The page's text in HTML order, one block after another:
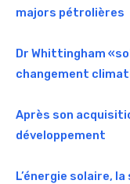
majors pétrolières
Dr Whittingham
changement
Après son
développement
L’énergie solaire,